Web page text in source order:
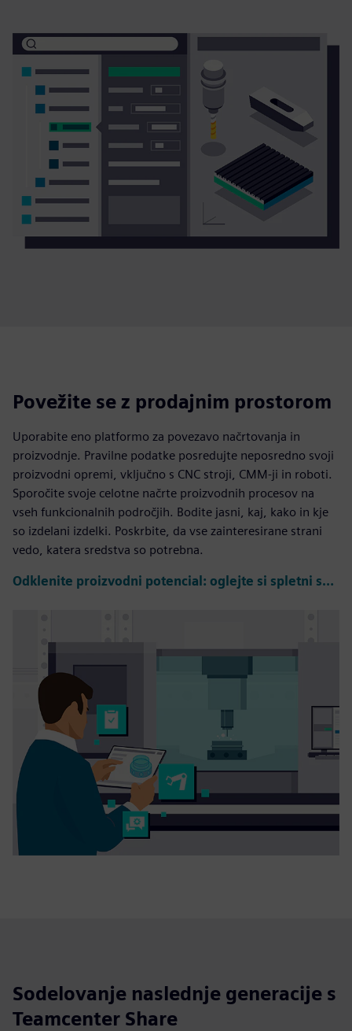
Povežite se z prodajnim prostorom
Uporabite eno platformo za povezavo načrtovanja in
proizvodnje. Pravilne podatke posredujte neposredno svoji
proizvodni opremi, vključno s CNC stroji, CMM-ji in roboti.
Sporočite svoje celotne načrte proizvodnih procesov na
vseh funkcionalnih področjih. Bodite jasni, kaj, kako in kje
so izdelani izdelki. Poskrbite, da vse zainteresirane strani
vedo, katera sredstva so potrebna.
Odklenite proizvodni potencial: oglejte si spletni seminar
Sodelovanje naslednje generacije s
Teamcenter Share